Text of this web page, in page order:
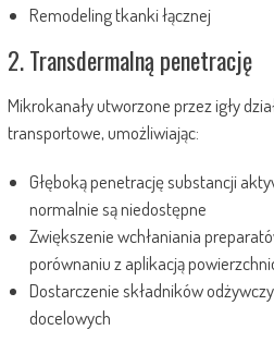
Remodeling tkanki łącznej
2. Transdermalną penetrację
Mikrokanały utworzone przez igły
transportowe, umożliwiając:
Głęboką penetrację substancji
normalnie są niedostępne
Zwiększenie wchłaniania
porównaniu z aplikacją
Dostarczenie składników
docelowych